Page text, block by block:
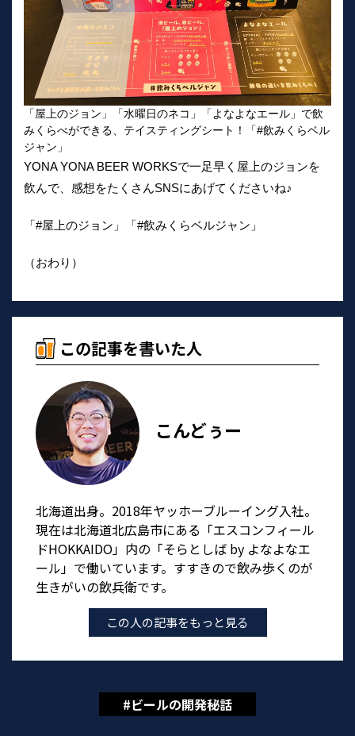
「屋上のジョン」「水曜日のネコ」「よなよなエール」で飲
みくらべができる、テイスティングシート！「#飲みくらベル
ジャン」
YONA YONA BEER WORKSで一足早く屋上のジョンを
飲んで、感想をたくさんSNSにあげてくださいね♪
「#屋上のジョン」「#飲みくらベルジャン」
（おわり）
この記事を書いた人
こんどぅー
北海道出身。2018年ヤッホーブルーイング入社。
現在は北海道北広島市にある「エスコンフィール
ドHOKKAIDO」内の「そらとしば by よなよなエ
ール」で働いています。すすきので飲み歩くのが
生きがいの飲兵衛です。
この人の記事をもっと見る
#ビールの開発秘話